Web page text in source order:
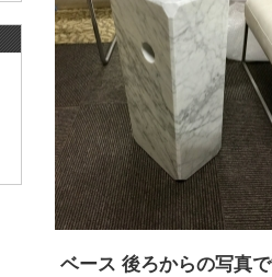
ベース 後ろからの写真